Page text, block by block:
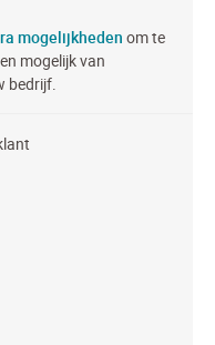
mogelijkheden om te
mogelijk van
bedrijf.